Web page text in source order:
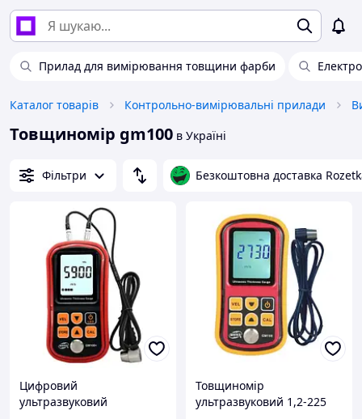
Прилад для вимірювання товщини фарби
Каталог товарів Контрольно-вимірювальні прилади
Товщиномір gm100 в Україні
Фільтри Безкоштовна доставка
Цифровий
ультразвуковий
Товщиномір
ультразвуковий 1,2-225